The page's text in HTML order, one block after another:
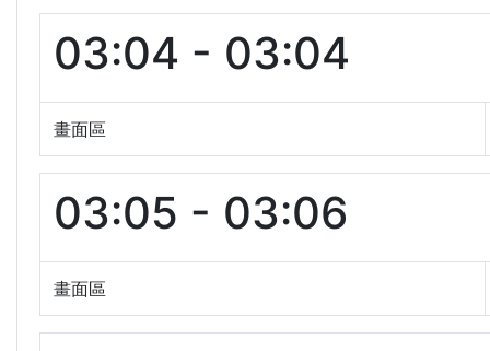
03:04 - 03:04
畫面區
03:05 - 03:06
畫面區